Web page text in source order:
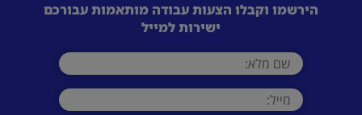
הירשמו וקבלו הצעות עבודה מותאמות עבורכם
ישירות למייל